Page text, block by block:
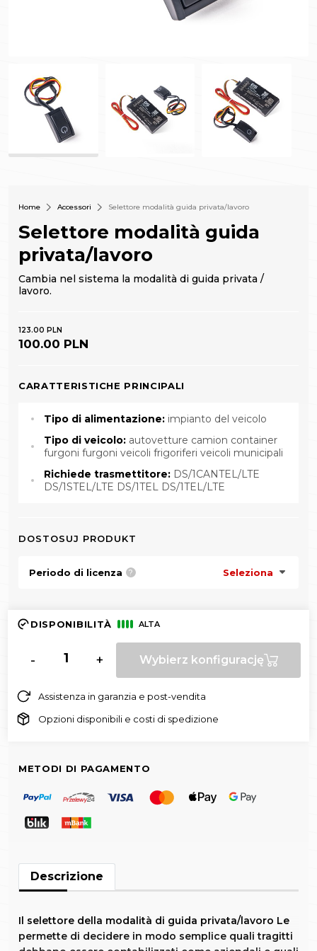
Home Accessori Selettore modalità guida privata/lavoro
Selettore modalità guida
privata/lavoro
Cambia nel sistema la modalità di guida privata /
lavoro.
123.00 PLN
100.00 PLN
CARATTERISTICHE PRINCIPALI
Tipo di alimentazione: impianto del veicolo
Tipo di veicolo: autovetture camion container
furgoni furgoni veicoli frigoriferi veicoli municipali
Richiede trasmettitore: DS/1CANTEL/LTE
DS/1STEL/LTE DS/1TEL DS/1TEL/LTE
DOSTOSUJ PRODUKT
Periodo di licenza ? Seleziona
DISPONIBILITÀ ALTA
- + Wybierz konfigurację
Assistenza in garanzia e post-vendita
Opzioni disponibili e costi di spedizione
METODI DI PAGAMENTO
Descrizione
Il selettore della modalità di guida privata/lavoro Le
permette di decidere in modo semplice quali tragitti